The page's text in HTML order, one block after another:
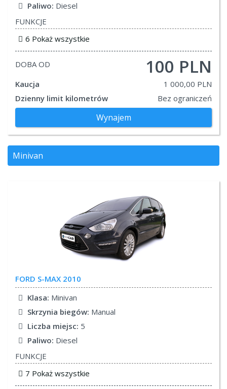
Paliwo: Diesel
FUNKCJE
6 Pokaż wszystkie
DOBA OD 100 PLN
Kaucja
1 000,00 PLN
Dzienny limit kilometrów
Bez ograniczeń
Wynajem
Minivan
FORD S-MAX 2010
Klasa: Minivan
Skrzynia biegów: Manual
Liczba miejsc: 5
Paliwo: Diesel
FUNKCJE
7 Pokaż wszystkie